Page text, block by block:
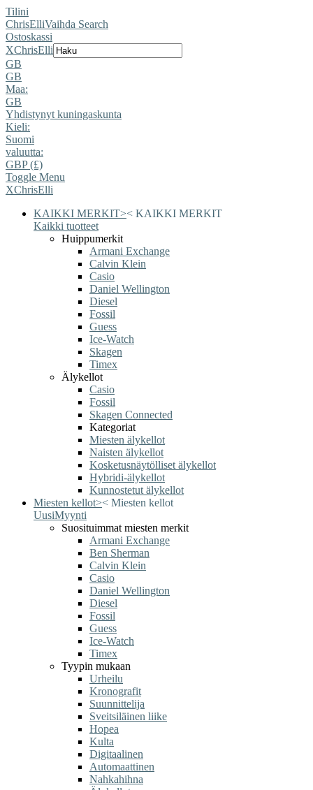
Tilini
ChrisElliVaihda Search
Ostoskassi
XChrisElli
GB
GB
Maa:
GB
Yhdistynyt kuningaskunta
Kieli:
Suomi
valuutta:
GBP (£)
Toggle Menu
XChrisElli
KAIKKI MERKIT>< KAIKKI MERKIT
Kaikki tuotteet
Huippumerkit
Armani Exchange
Calvin Klein
Casio
Daniel Wellington
Diesel
Fossil
Guess
Ice-Watch
Skagen
Timex
Älykellot
Casio
Fossil
Skagen Connected
Kategoriat
Miesten älykellot
Naisten älykellot
Kosketusnäytölliset älykellot
Hybridi-älykellot
Kunnostetut älykellot
Miesten kellot>< Miesten kellot
UusiMyynti
Suosituimmat miesten merkit
Armani Exchange
Ben Sherman
Calvin Klein
Casio
Daniel Wellington
Diesel
Fossil
Guess
Ice-Watch
Timex
Tyypin mukaan
Urheilu
Kronografit
Suunnittelija
Sveitsiläinen liike
Hopea
Kulta
Digitaalinen
Automaattinen
Nahkahihna